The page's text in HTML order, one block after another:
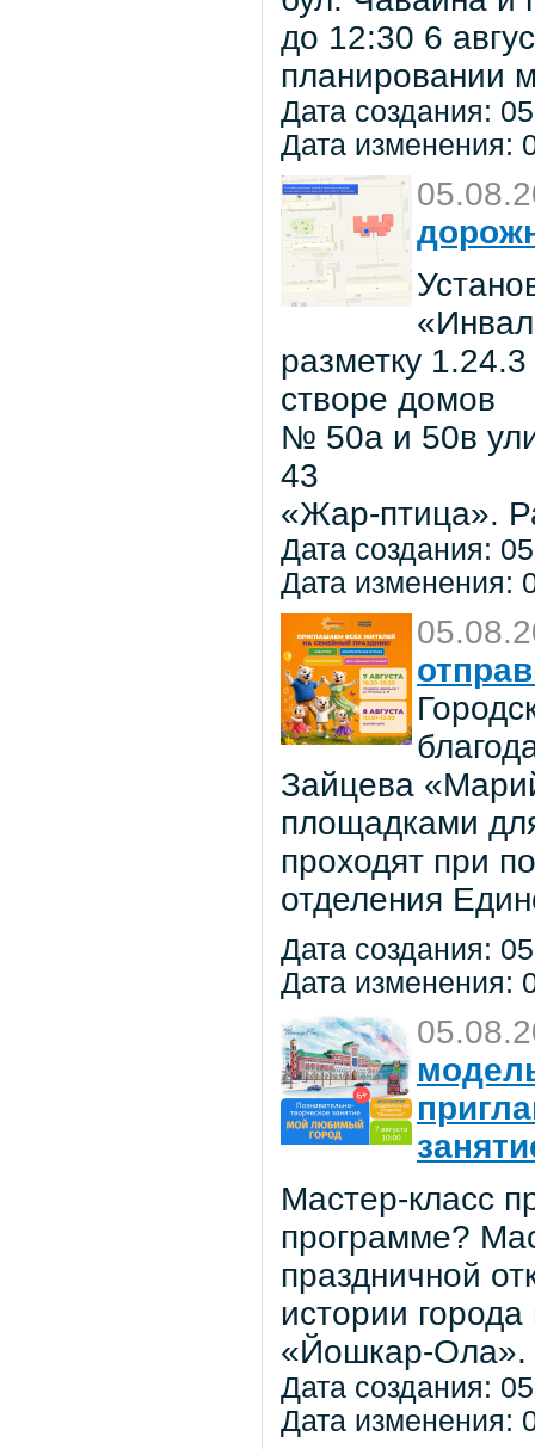
до 12:30 6
планировании
Дата создания:
Дата изменения:
разметку
створе домов
№ 50а и 50в
43
«Жар-птица».
Дата создания:
Дата изменения:
Зайцева
площадками
проходят при
отделения
Дата создания:
Дата изменения:
Мастер-класс
программе?
праздничной
истории
«Йошкар-Ола».
Дата создания:
Дата изменения: